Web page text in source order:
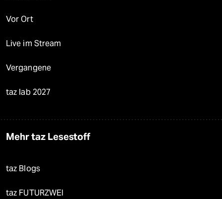
Vor Ort
Live im Stream
Vergangene
taz lab 2027
Mehr taz Lesestoff
taz Blogs
taz FUTURZWEI